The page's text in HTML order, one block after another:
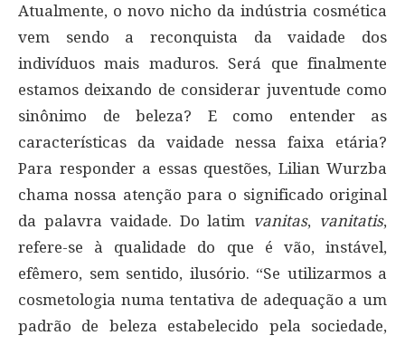
Atualmente, o novo nicho da indústria cosmética
vem sendo a reconquista da vaidade dos
indivíduos mais maduros. Será que finalmente
estamos deixando de considerar juventude como
sinônimo de beleza? E como entender as
características da vaidade nessa faixa etária?
Para responder a essas questões, Lilian Wurzba
chama nossa atenção para o significado original
da palavra vaidade. Do latim vanitas, vanitatis,
refere-se à qualidade do que é vão, instável,
efêmero, sem sentido, ilusório. “Se utilizarmos a
cosmetologia numa tentativa de adequação a um
padrão de beleza estabelecido pela sociedade,